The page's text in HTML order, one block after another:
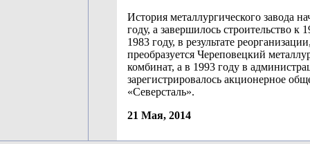
История металлургического завода
году, а завершилось строительство к
1983 году, в результате
преобразуется Череповецкий
комбинат, а в 1993 году в
зарегистрировалось акционерное
«Северсталь».
21 Мая, 2014